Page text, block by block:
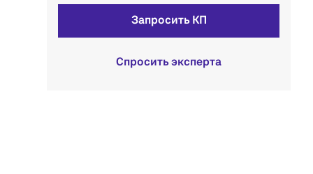
Запросить КП
Спросить эксперта